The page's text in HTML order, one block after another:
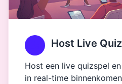
Host Live
Host een live quizspel
in real-time